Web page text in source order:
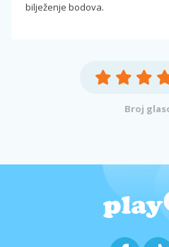
bilježenje bodova.
Broj